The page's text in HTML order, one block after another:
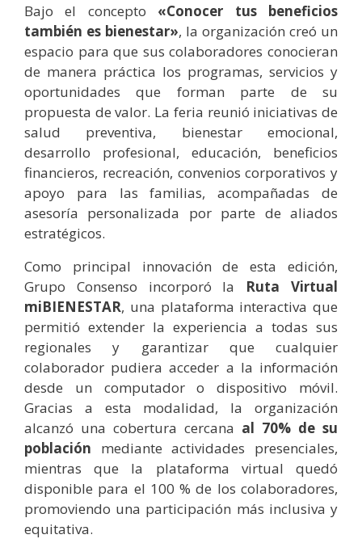
Bajo el concepto «Conocer tus beneficios
también es bienestar», la organización creó un
espacio para que sus colaboradores conocieran
de manera práctica los programas, servicios y
oportunidades que forman parte de su
propuesta de valor. La feria reunió iniciativas de
salud preventiva, bienestar emocional,
desarrollo profesional, educación, beneficios
financieros, recreación, convenios corporativos y
apoyo para las familias, acompañadas de
asesoría personalizada por parte de aliados
estratégicos.
Como principal innovación de esta edición,
Grupo Consenso incorporó la Ruta Virtual
miBIENESTAR, una plataforma interactiva que
permitió extender la experiencia a todas sus
regionales y garantizar que cualquier
colaborador pudiera acceder a la información
desde un computador o dispositivo móvil.
Gracias a esta modalidad, la organización
alcanzó una cobertura cercana al 70% de su
población mediante actividades presenciales,
mientras que la plataforma virtual quedó
disponible para el 100 % de los colaboradores,
promoviendo una participación más inclusiva y
equitativa.